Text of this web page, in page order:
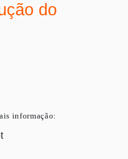
do
informação: